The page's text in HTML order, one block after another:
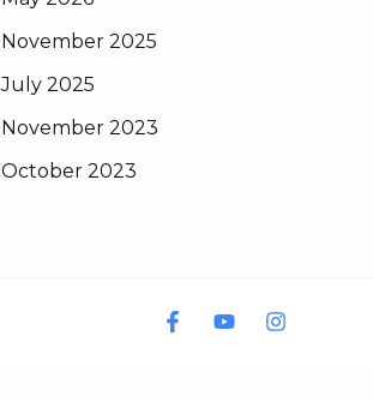
November 2025
July 2025
November 2023
October 2023